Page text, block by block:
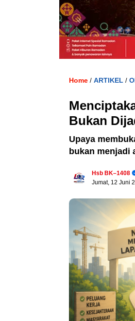
Home / ARTIKEL /
Bukan
Upaya
bukan menjadi
Hsb BK–1408
Jumat, 12 Juni